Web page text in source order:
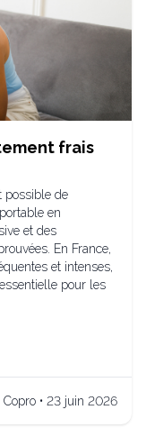
frais
possible de
en
et des
En France,
et intenses,
pour les
Copro • 23 juin 2026